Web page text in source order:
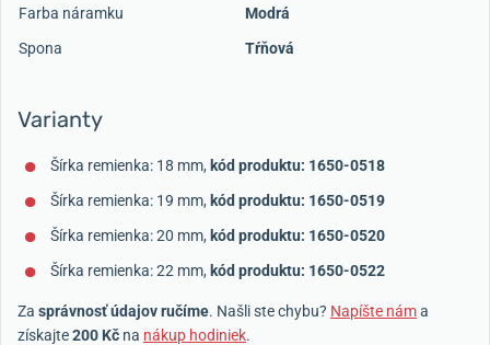
Farba náramku
Modrá
Spona
Tŕňová
Varianty
Šírka remienka: 18 mm, kód produktu: 1650-0518
Šírka remienka: 19 mm, kód produktu: 1650-0519
Šírka remienka: 20 mm, kód produktu: 1650-0520
Šírka remienka: 22 mm, kód produktu: 1650-0522
Za správnosť údajov ručíme. Našli ste chybu? Napíšte náma
získajte200 Kč na nákup hodiniek.